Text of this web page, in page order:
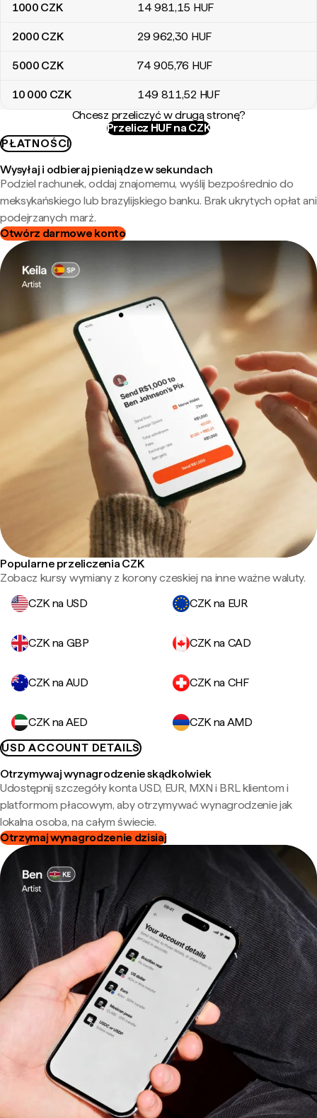
1000 CZK 14 981,15 HUF
2000 CZK 29 962,30 HUF
5000 CZK 74 905,76 HUF
10 000 CZK 149 811,52 HUF
Chcesz przeliczyć w drugą stronę?
Przelicz HUF na CZK
PŁATNOŚCI
Wysyłaj i odbieraj pieniądze w sekundach
Podziel rachunek, oddaj znajomemu, wyślij bezpośrednio do
meksykańskiego lub brazylijskiego banku. Brak ukrytych opłat ani
podejrzanych marż.
Otwórz darmowe konto
Popularne przeliczenia CZK
Zobacz kursy wymiany z korony czeskiej na inne ważne waluty.
CZK na USD
CZK na EUR
CZK na GBP CZK na CAD
CZK na AUD CZK na CHF
CZK na AED
CZK na AMD
USD ACCOUNT DETAILS
Otrzymywaj wynagrodzenie skądkolwiek
Udostępnij szczegóły konta USD, EUR, MXN i BRL klientom i
platformom płacowym, aby otrzymywać wynagrodzenie jak
lokalna osoba, na całym świecie.
Otrzymaj wynagrodzenie dzisiaj